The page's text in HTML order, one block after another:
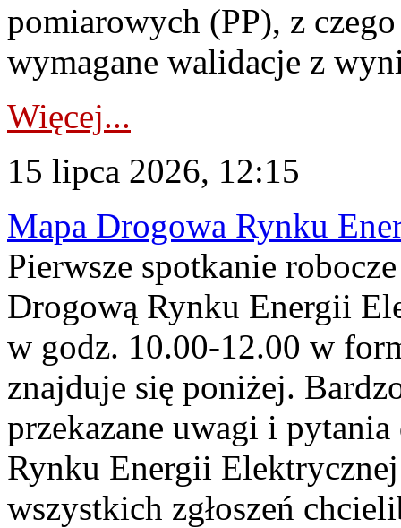
pomiarowych (PP), z
wymagane walidacje z
Więcej...
15 lipca 2026, 12:15
Mapa Drogowa Rynku
Pierwsze spotkanie
Drogową Rynku Energii
w godz. 10.00-12.00 w
znajduje się poniżej.
przekazane uwagi i
Rynku Energii
wszystkich zgłoszeń